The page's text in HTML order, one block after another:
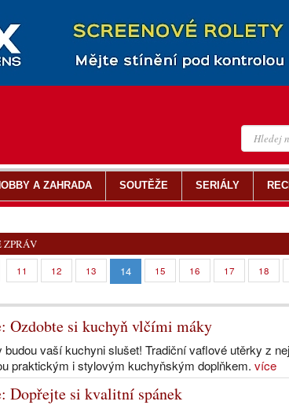
ZPRÁV
11 12 13 14 15 16 17 18
Ozdobte si kuchyň vlčími máky
budou vaší kuchyni slušet! Tradiční vaflové utěrky z
praktickým i stylovým kuchyňským doplňkem. více
Dopřejte si kvalitní spánek
A ZAHRADA SOUTĚŽE SERIÁLY